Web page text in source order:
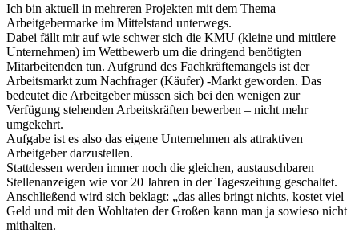
Ich bin aktuell in mehreren Projekten mit dem Thema
Arbeitgebermarke im Mittelstand unterwegs.
Dabei fällt mir auf wie schwer sich die KMU (kleine und mittlere
Unternehmen) im Wettbewerb um die dringend benötigten
Mitarbeitenden tun. Aufgrund des Fachkräftemangels ist der
Arbeitsmarkt zum Nachfrager (Käufer) -Markt geworden. Das
bedeutet die Arbeitgeber müssen sich bei den wenigen zur
Verfügung stehenden Arbeitskräften bewerben – nicht mehr
umgekehrt.
Aufgabe ist es also das eigene Unternehmen als attraktiven
Arbeitgeber darzustellen.
Stattdessen werden immer noch die gleichen, austauschbaren
Stellenanzeigen wie vor 20 Jahren in der Tageszeitung geschaltet.
Anschließend wird sich beklagt: „das alles bringt nichts, kostet viel
Geld und mit den Wohltaten der Großen kann man ja sowieso nicht
mithalten.